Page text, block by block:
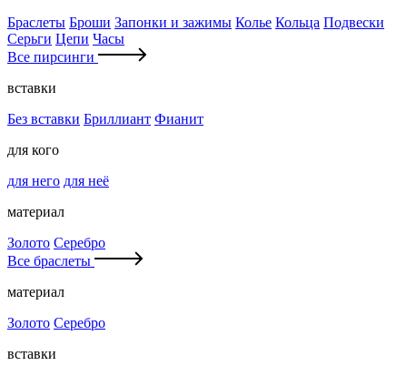
Браслеты Броши Запонки и зажимы Колье Кольца Подвески
Серьги Цепи Часы
Все пирсинги
вставки
Без вставки Бриллиант Фианит
для кого
для него для неё
материал
Золото Серебро
Все браслеты
материал
Золото Серебро
вставки